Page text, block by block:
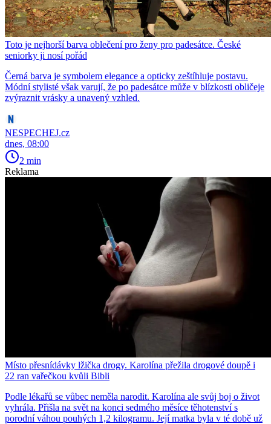
Toto je nejhorší barva oblečení pro ženy pro padesátce. České
seniorky ji nosí pořád
Černá barva je symbolem elegance a opticky zeštíhluje postavu.
Módní stylisté však varují, že po padesátce může v blízkosti obličeje
zvýraznit vrásky a unavený vzhled.
NESPECHEJ.cz
dnes, 08:00
2 min
Reklama
Místo přesnídávky lžička drogy. Karolína přežila drogové doupě i
22 ran vařečkou kvůli Bibli
Podle lékařů se vůbec neměla narodit. Karolína ale svůj boj o život
vyhrála. Přišla na svět na konci sedmého měsíce těhotenství s
porodní váhou pouhých 1,2 kilogramu. Její matka byla v té době už